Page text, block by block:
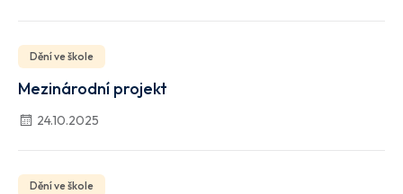
Dění ve škole
Mezinárodní projekt
24.10.2025
Dění ve škole